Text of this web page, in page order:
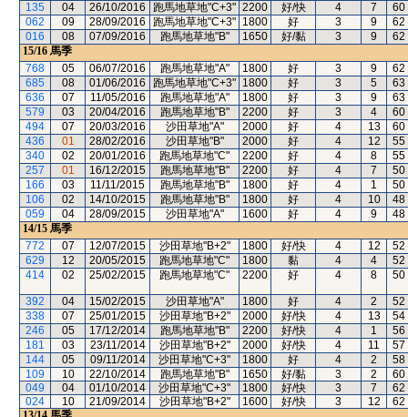
135
04 26/10/2016 跑馬地草地"C+3" 2200 好/快 4 7
60
062
09 28/09/2016 跑馬地草地"C+3" 1800 好 3 9
62
016
08 07/09/2016 跑馬地草地"B" 1650 好/黏 3 9
62
15/16 馬季
768
05 06/07/2016 跑馬地草地"A" 1800 好 3 9
62
685
08 01/06/2016 跑馬地草地"C+3" 1800 好 3 5
63
636
07 11/05/2016 跑馬地草地"A" 1800 好 3 9
63
579
03 20/04/2016 跑馬地草地"B" 2200 好 3 4
60
494
07 20/03/2016 沙田草地"A" 2000 好 4 13
60
436
01 28/02/2016 沙田草地"B" 2000 好 4 12
55
340
02 20/01/2016 跑馬地草地"C" 2200 好 4 8
55
257
01 16/12/2015 跑馬地草地"B" 2200 好 4 7
50
166
03 11/11/2015 跑馬地草地"B" 1800 好 4 1
50
106
02 14/10/2015 跑馬地草地"B" 1800 好 4 10
48
059
04 28/09/2015 沙田草地"A" 1600 好 4 9
48
14/15 馬季
772
07 12/07/2015 沙田草地"B+2" 1800 好/快 4 12
52
629
12 20/05/2015 跑馬地草地"C" 1800 黏 4 4
52
414
02 25/02/2015 跑馬地草地"C" 2200 好 4 8 50
392 04 15/02/2015 沙田草地"A" 1800 好 4 2
52
338
07 25/01/2015 沙田草地"B+2" 2000 好/快 4 13
54
246
05 17/12/2014 跑馬地草地"B" 2200 好/快 4 1
56
181
03 23/11/2014 沙田草地"B+2" 2000 好/快 4 11
57
144
05 09/11/2014 沙田草地"C+3" 1800 好 4 2
58
109
10 22/10/2014 跑馬地草地"B" 1650 好/黏 3 2
60
049
04 01/10/2014 沙田草地"C+3" 1800 好/快 3 7
62
024
10 21/09/2014 沙田草地"B+2" 1600 好/快 3 12
62